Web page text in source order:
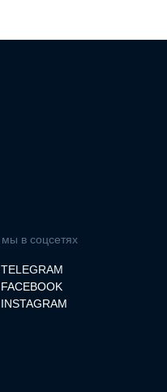
мы в соцсетях
TELEGRAM
FACEBOOK
INSTAGRAM